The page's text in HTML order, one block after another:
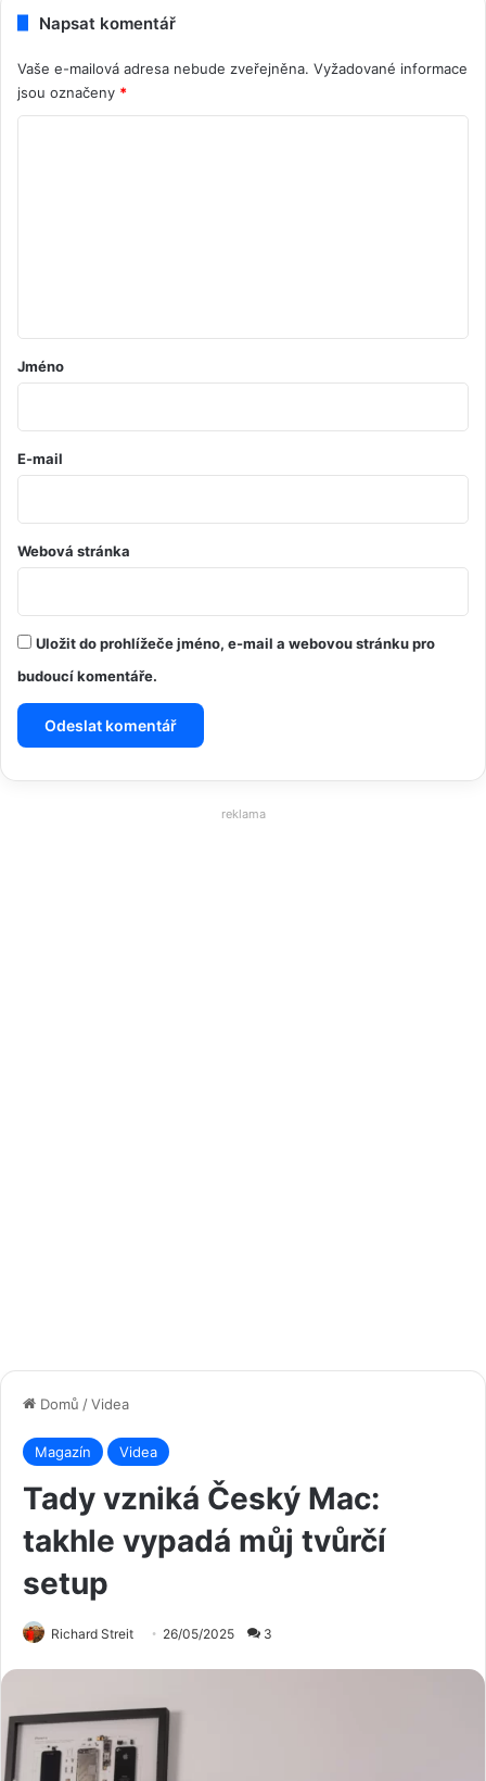
Napsat komentář
Vaše e-mailová adresa nebude zveřejněna. Vyžadované informace
jsou označeny *
ř
Jméno
E-mail
Webová stránka
Uložit do prohlížeče jméno, e-mail a webovou stránku pro
budoucí komentáře.
reklama